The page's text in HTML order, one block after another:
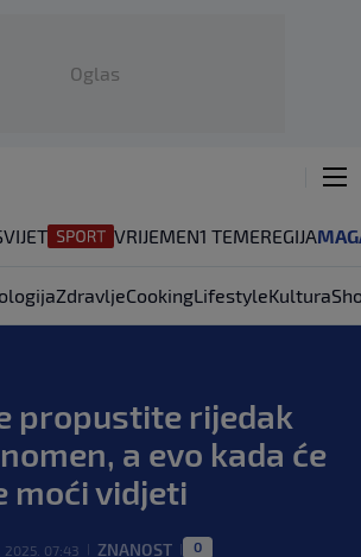
Oglas
VRIJEMEN1 TEMEREGIJA
ZdravljeCookingLifestyleKultura
propustite rijedak
a evo kada će
moći vidjeti
2025. 07:43 ZNANOST 0